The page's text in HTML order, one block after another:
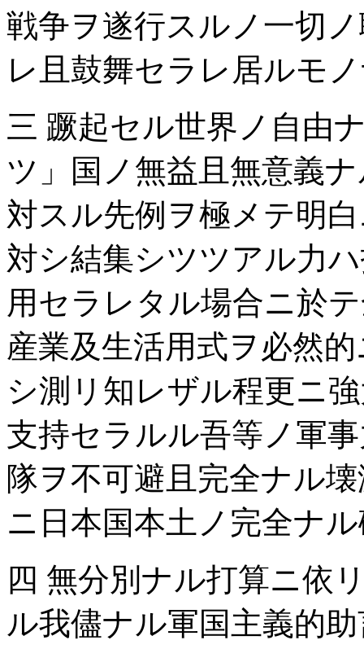
戦争ヲ遂行スルノ一切
レ且鼓舞セラレ居ルモ
三 蹶起セル世界ノ自由
ツ」国ノ無益且無意義
対スル先例ヲ極メテ明
対シ結集シツツアル力
用セラレタル場合ニ於
産業及生活用式ヲ必然
シ測リ知レザル程更ニ
支持セラルル吾等ノ軍
隊ヲ不可避且完全ナル
ニ日本国本土ノ完全ナ
四 無分別ナル打算ニ依
ル我儘ナル軍国主義的